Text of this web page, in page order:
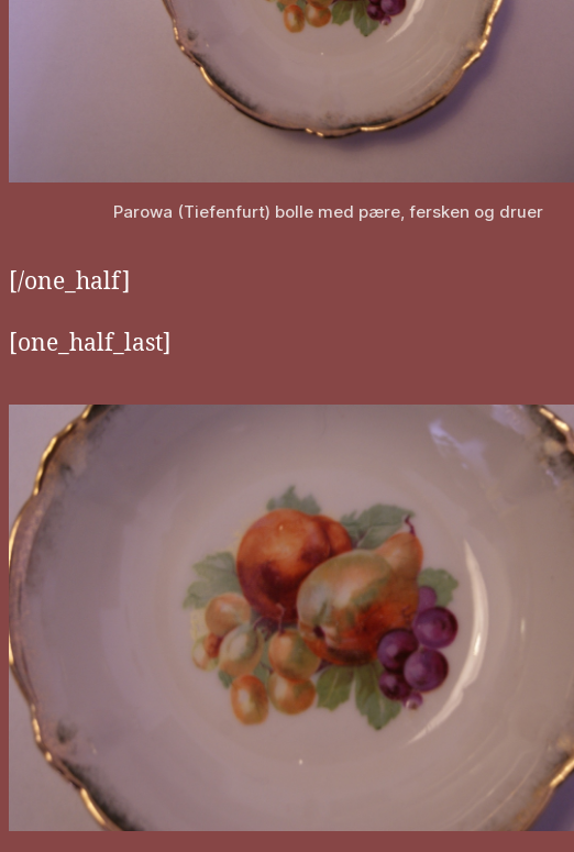
Parowa (Tiefenfurt) bolle med pære, fersken og druer
[/one_half]
[one_half_last]